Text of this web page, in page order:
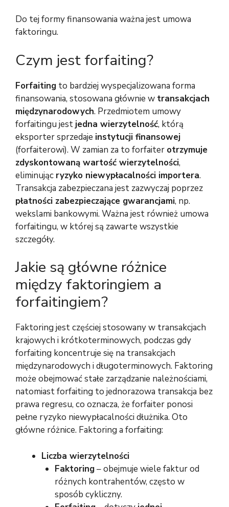
Do tej formy finansowania ważna jest umowa
faktoringu.
Czym jest forfaiting?
Forfaiting to bardziej wyspecjalizowana forma
finansowania, stosowana głównie w transakcjach
międzynarodowych. Przedmiotem umowy
forfaitingu jestjedna wierzytelność, którą
eksporter sprzedaje instytucji finansowej
(forfaiterowi). W zamian za to forfaiter otrzymuje
zdyskontowaną wartość wierzytelności,
eliminując ryzyko niewypłacalności importera.
Transakcja zabezpieczana jest zazwyczaj poprzez
płatności zabezpieczające gwarancjami, np.
wekslami bankowymi. Ważna jest również umowa
forfaitingu, w której są zawarte wszystkie
szczegóły.
Jakie są główne różnice
między faktoringiem a
forfaitingiem?
Faktoring jest częściej stosowany w transakcjach
krajowych i krótkoterminowych, podczas gdy
forfaiting koncentruje się na transakcjach
międzynarodowych i długoterminowych. Faktoring
może obejmować stałe zarządzanie należnościami,
natomiast forfaiting to jednorazowa transakcja bez
prawa regresu, co oznacza, że forfaiter ponosi
pełne ryzyko niewypłacalności dłużnika. Oto
główne różnice. Faktoring a forfaiting:
Liczba wierzytelności
Faktoring– obejmuje wiele faktur od
różnych kontrahentów, często w
sposób cykliczny.